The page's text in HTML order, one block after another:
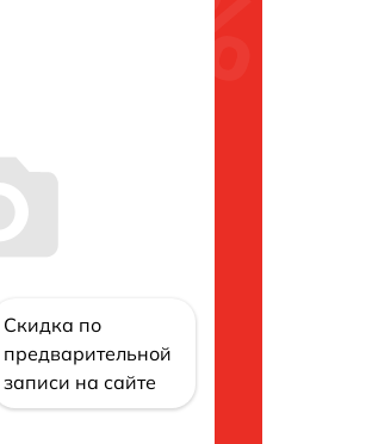
Скидка по
предварительной
записи на сайте